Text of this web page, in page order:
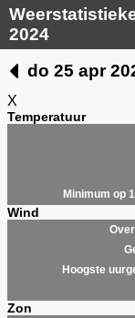
2024
do 25 apr
X
Temperatuur
Minimum op
Wind
Hoogste
Zon